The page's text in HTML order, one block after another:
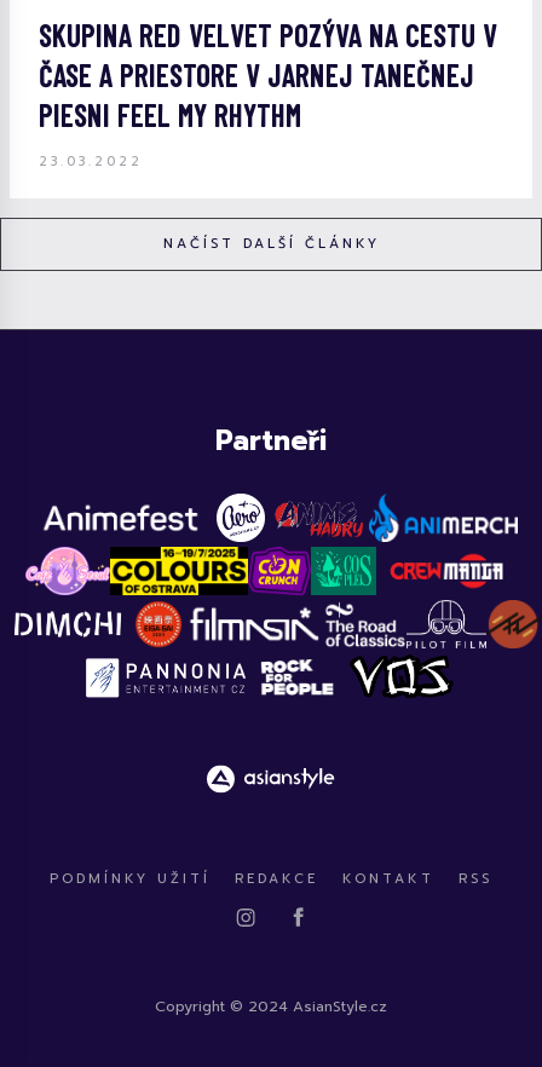
SKUPINA RED VELVET POZÝVA NA CESTU V
ČASE A PRIESTORE V JARNEJ TANEČNEJ
PIESNI FEEL MY RHYTHM
23.03.2022
NAČÍST DALŠÍ ČLÁNKY
Partneři
PODMÍNKY UŽITÍ REDAKCE KONTAKT RSS
Copyright © 2024 AsianStyle.cz